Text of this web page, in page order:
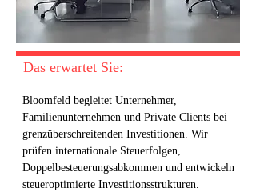
Bloomfeld begleitet Unternehmer,
Familienunternehmen und Private Clients bei
grenzüberschreitenden Investitionen. Wir
prüfen internationale Steuerfolgen,
Doppelbesteuerungsabkommen und entwickeln
steueroptimierte Investitionsstrukturen.
Das erwartet Sie: